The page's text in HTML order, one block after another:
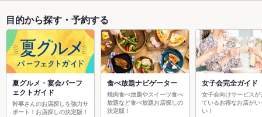
目的から探す・予約する
夏グルメ・宴会パーフ
ェクトガイド
幹事さんのお店探しを強力サ
ポート！お店探しの決定版！
食べ放題ナビゲーター
焼肉食べ放題やスイーツ食べ
放題など食べ放題お店探しの
決定版！
女子会完全ガイド
女子会向けサービスが
ているお得なお店がい
い！